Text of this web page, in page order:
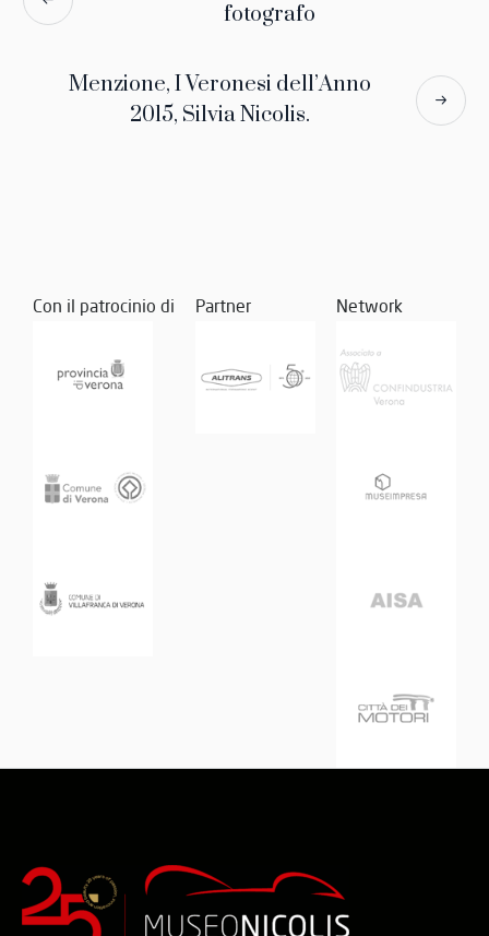
fotografo
Menzione, I Veronesi dell’Anno
2015, Silvia Nicolis.
Con il patrocinio di Partner Network